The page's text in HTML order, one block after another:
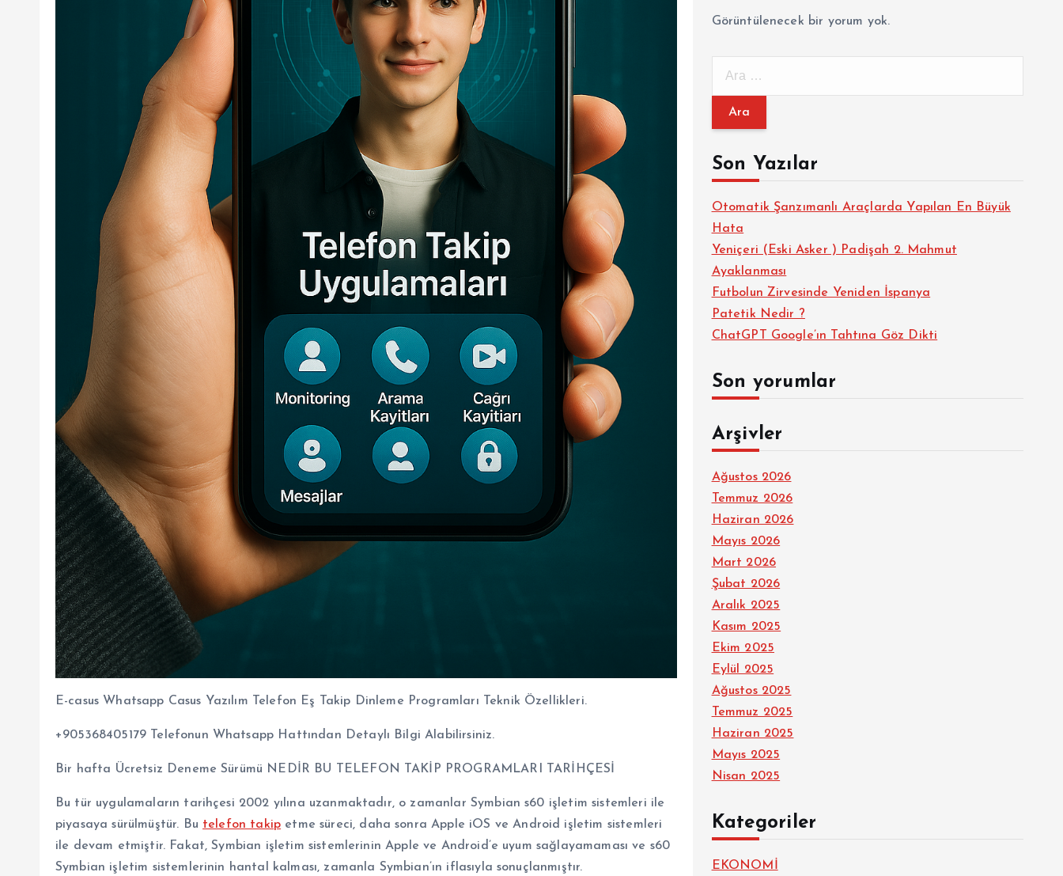
E-casus Whatsapp Casus Yazılım Telefon Eş Takip Dinleme Programları Teknik Özellikleri.
+905368405179 Telefonun Whatsapp Hattından Detaylı Bilgi Alabilirsiniz.
Bir hafta Ücretsiz Deneme Sürümü NEDİR BU TELEFON TAKİP PROGRAMLARI TARİHÇESİ
Bu tür uygulamaların tarihçesi 2002 yılına uzanmaktadır, o zamanlar Symbian s60 işletim sistemleri ile
piyasaya sürülmüştür. Bu telefon takip etme süreci, daha sonra Apple iOS ve Android işletim sistemleri
ile devam etmiştir. Fakat, Symbian işletim sistemlerinin Apple ve Android’e uyum sağlayamaması ve s60
Symbian işletim sistemlerinin hantal kalması, zamanla Symbian’ın iflasıyla sonuçlanmıştır.
Görüntülenecek bir yorum yok.
m
:Son Yazılar
Otomatik Şanzımanlı Araçlarda Yapılan En Büyük
Hata
Yeniçeri (Eski Asker ) Padişah 2. Mahmut
Ayaklanması
Futbolun Zirvesinde Yeniden İspanya
Patetik Nedir ?
ChatGPT Google’ın Tahtına Göz Dikti
Son yorumlar
Arşivler
Ağustos 2026
Temmuz 2026
Haziran 2026
Mayıs 2026
Mart 2026
Şubat 2026
Aralık 2025
Kasım 2025
Ekim 2025
Eylül 2025
Ağustos 2025
Temmuz 2025
Haziran 2025
Mayıs 2025
Nisan 2025
Kategoriler
EKONOMİ